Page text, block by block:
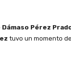
Dámaso Pérez
tuvo un momento